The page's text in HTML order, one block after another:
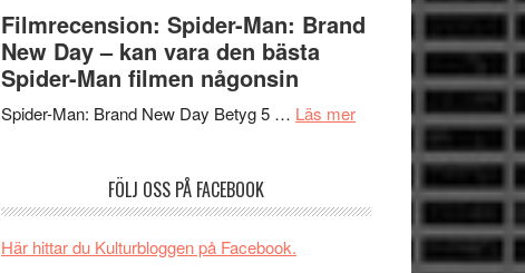
välgjort
människans
mörker
skådespelare
Vegas
långfilmsdebut
ARNE
GOES
världspremiär
i
Filmrecension: Spider-Man: Brand
New Day – kan vara den bästa
Spider-Man filmen någonsin
Spider-Man: Brand New Day Betyg 5 … Läs merom
Brand
FÖLJ OSS PÅ FACEBOOK
Här hittar du Kulturbloggen på Facebook.